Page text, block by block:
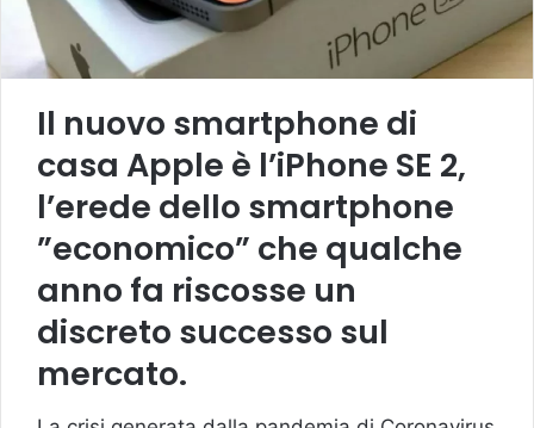
Il nuovo smartphone di
casa Apple è l’iPhone SE 2,
l’erede dello smartphone
”economico” che qualche
anno fa riscosse un
discreto successo sul
mercato.